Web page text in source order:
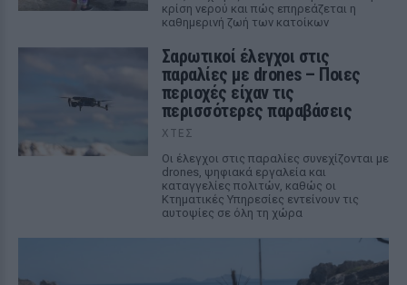
κρίση νερού και πώς επηρεάζεται η
καθημερινή ζωή των κατοίκων
Σαρωτικοί έλεγχοι στις
παραλίες με drones – Ποιες
περιοχές είχαν τις
περισσότερες παραβάσεις
ΧΤΕΣ
Οι έλεγχοι στις παραλίες συνεχίζονται με
drones, ψηφιακά εργαλεία και
καταγγελίες πολιτών, καθώς οι
Κτηματικές Υπηρεσίες εντείνουν τις
αυτοψίες σε όλη τη χώρα